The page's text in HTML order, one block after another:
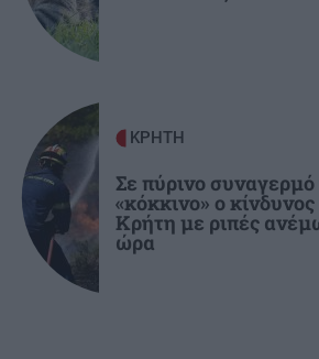
ΚΡΗΤΗ
Σε πύρινο
«κόκκινο» ο
Κρήτη με ριπές
ώρα